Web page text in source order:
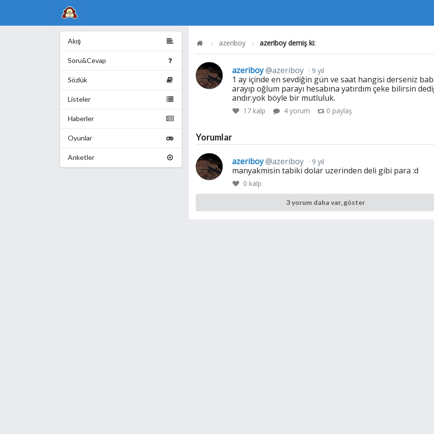
Akış
Soru&Cevap
Sözlük
Listeler
Haberler
Oyunlar
Anketler
azeriboy azeriboy demiş ki:
azeriboy@azeriboy 9 yıl
1 ay içinde en sevdiğin gün ve saat hangisi derseniz
arayıp oğlum parayı hesabına yatırdım çeke bilirsin
andır.yok böyle bir mutluluk.
17 kalp 4 yorum 0 paylaş
Yorumlar
azeriboy@azeriboy 9 yıl
manyakmisin tabiki dolar uzerinden deli gibi para :d
0 kalp
3 yorum daha var, göster